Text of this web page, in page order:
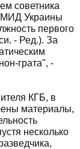
советника
МИД Украины
первого
- Ред.). За
грата", -
КГБ, в
материалы,
несколько